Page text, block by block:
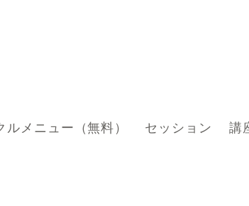
ルメニュー（無料） セッション 講